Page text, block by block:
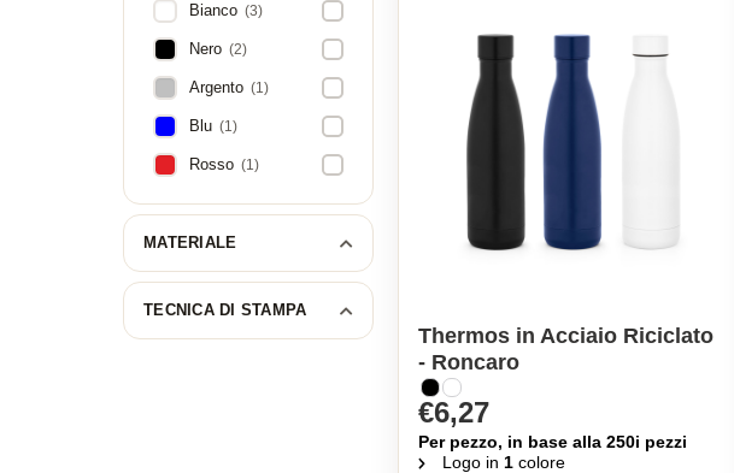
Bianco (3)
Nero (2)
Argento (1)
Blu (1)
Rosso (1)
MATERIALE
TECNICA DI STAMPA
Thermos in Acciaio Riciclato
- Roncaro
€6,27
Per pezzo, in base alla 250i pezzi
Logo in 1 colore